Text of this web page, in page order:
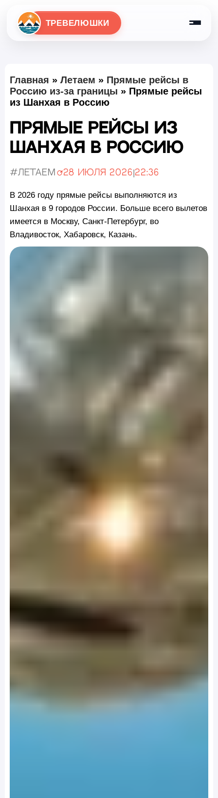
ТРЕВЕЛЮШКИ
Главная » Летаем » Прямые рейсы в
Россию из-за границы » Прямые рейсы
из Шанхая в Россию
Прямые рейсы из
Шанхая в Россию
#Летаем Обновлено:
28 июля 2026 |22:36
В 2026 году прямые рейсы выполняются из
Шанхая в 9 городов России. Больше всего вылетов
имеется в Москву, Санкт-Петербург, во
Владивосток, Хабаровск, Казань.